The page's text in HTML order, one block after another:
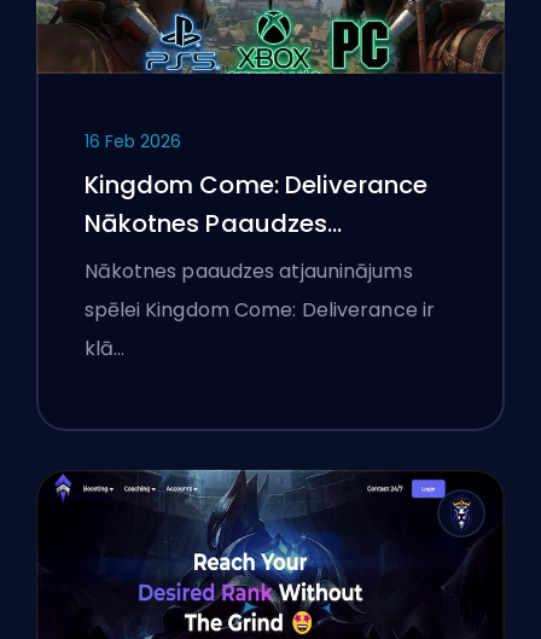
16 Feb 2026
Kingdom Come: Deliverance
Nākotnes Paaudzes
Atjauninājums: Padziļināta
Analīze
Nākotnes paaudzes atjauninājums
spēlei Kingdom Come: Deliverance ir
klā…